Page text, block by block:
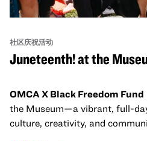
社区庆祝活动
Juneteenth! at the
OMCA X Black Freedom Fund
the Museum—a vibrant, full-
culture, creativity, and